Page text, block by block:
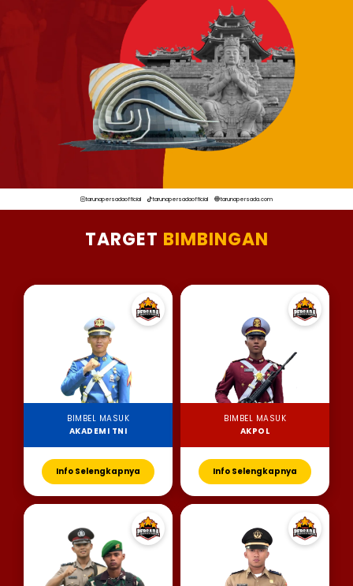
tarunapersadaofficial tarunapersadaofficial tarunapersada.com
TARGET BIMBINGAN
BIMBEL MASUK
AKADEMI TNI
Info Selengkapnya
BIMBEL MASUK
AKPOL
Info Selengkapnya